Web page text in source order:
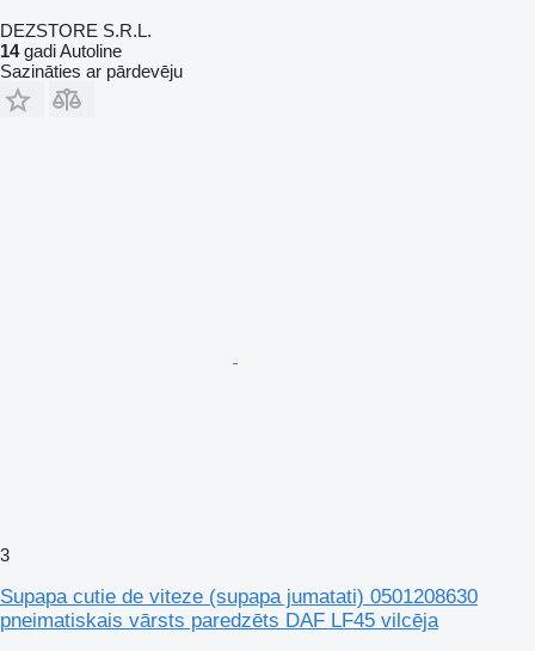
DEZSTORE S.R.L.
14gadi Autoline
Sazināties ar pārdevēju
3
Supapa cutie de viteze (supapa jumatati) 0501208630
pneimatiskais vārsts paredzēts DAF LF45 vilcēja